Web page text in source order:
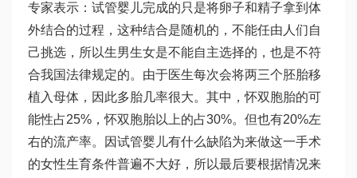
专家表示：试管婴儿完成的只是将卵子和精子拿到体
外结合的过程，这种结合是随机的，不能任由人们自
己挑选，所以生男生女是不能自主选择的，也是不符
合我国法律规定的。由于医生每次会将两三个胚胎移
植入母体，因此多胎几率很大。其中，怀双胞胎的可
能性占25%，怀双胞胎以上的占30%。但也有20%左
右的流产率。因试管婴儿有什么缺陷为来做这一手术
的女性生育条件普遍不大好，所以最后要根据情况来